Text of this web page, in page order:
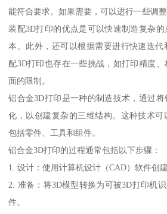
能符合要求。如果需要，可以进行一些调整
装配3D打印的优点是可以快速制造复杂
本。此外，还可以根据需要进行快速迭
配3D打印也存在一些挑战，如打印精度
面的限制。
铝合金3D打印是一种的制造技术，通过
化，以创建复杂的三维结构。这种技术可
包括零件、工具和组件。
铝合金3D打印的过程通常包括以下步骤：
1. 设计：使用计算机设计（CAD）软件创
2. 准备：将3D模型转换为可被3D打印机
件。